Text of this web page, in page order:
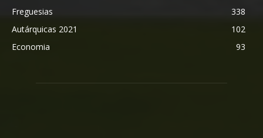
Freguesias
338
Autárquicas 2021
102
Economia
93